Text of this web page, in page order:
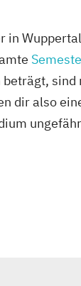
in
sind
dir also